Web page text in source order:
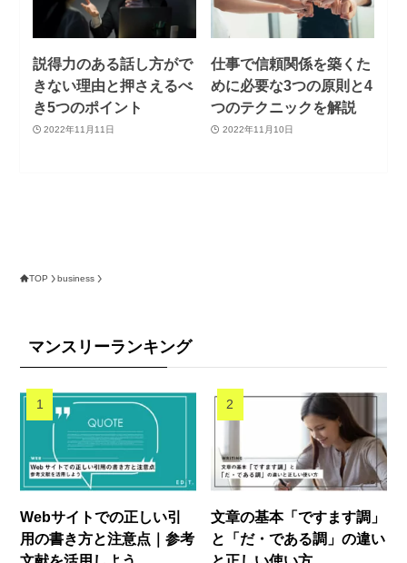
説得力のある話し方がで
きない理由と押さえるべ
き5つのポイント
2022年11月11日
仕事で信頼関係を築くた
めに必要な3つの原則と4
つのテクニックを解説
2022年11月10日
TOP business
マンスリーランキング
Webサイトでの正しい引
用の書き方と注意点｜参考
文章の基本「ですます調」
と「だ・である調」の違い